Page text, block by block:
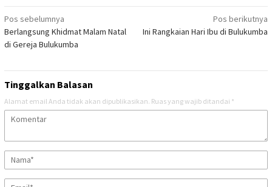
Navigasi
pos
Pos sebelumnya
Berlangsung Khidmat Malam Natal
di Gereja Bulukumba
Pos berikutnya
Ini Rangkaian Hari Ibu di Bulukumba
Tinggalkan Balasan
Alamat email Anda tidak akan dipublikasikan. Ruas yang wajib ditandai *